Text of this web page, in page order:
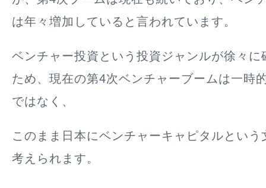
は年々増加していると言われています。
ベンチャー投資という投資ジャンルが徐々に
ため、現在の第4次ベンチャーブームは一時
ではなく、
このまま日本にベンチャーキャピタルとい
考えられます。